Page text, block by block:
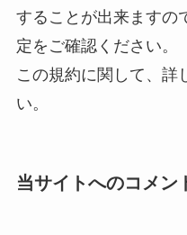
することが出来ますの
定をご確認ください。
この規約に関して、詳
い。
当サイトへのコメン